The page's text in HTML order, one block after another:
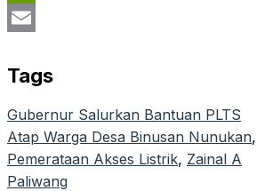
PrintFriendly
Tags
Gubernur Salurkan Bantuan PLTS
Atap Warga Desa Binusan Nunukan
Pemerataan Akses Listrik, Zainal A
Paliwang